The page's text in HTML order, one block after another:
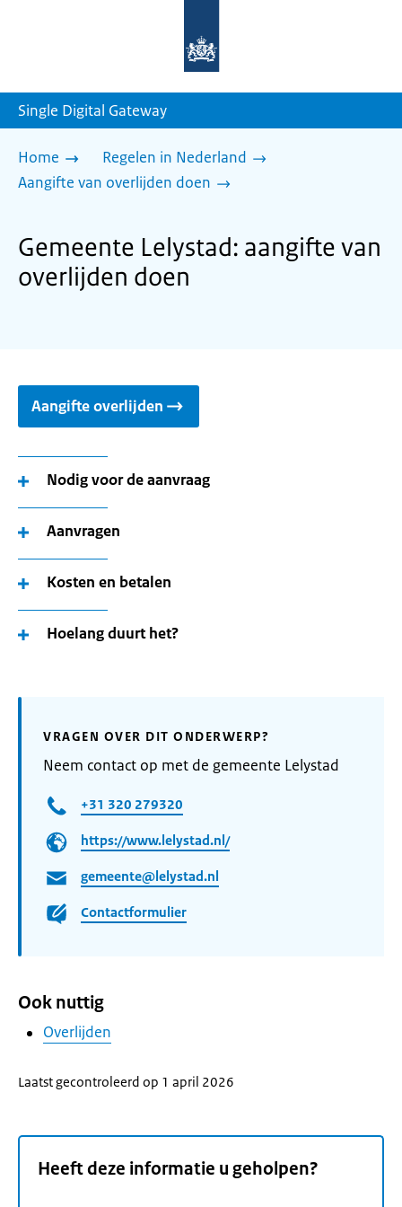
homepage
Single Digital Gateway
Home
Regelen in Nederland
Aangifte van overlijden doen
Gemeente Lelystad: aangifte van
overlijden doen
Aangifte overlijden
Nodig voor de aanvraag
Aanvragen
Kosten en betalen
Hoelang duurt het?
VRAGEN OVER DIT ONDERWERP?
Neem contact op met de gemeente Lelystad
+31 320 279320
https://www.lelystad.nl/
gemeente@lelystad.nl
Contactformulier
Ook nuttig
Overlijden
Laatst gecontroleerd op 1 april 2026
Heeft deze informatie u geholpen?